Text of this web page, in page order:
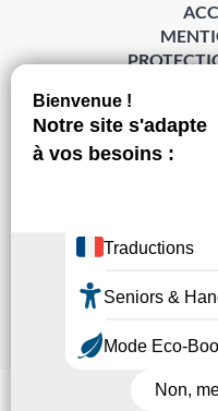
POLITIQUE DE
© Pechabou 2022 | Tous